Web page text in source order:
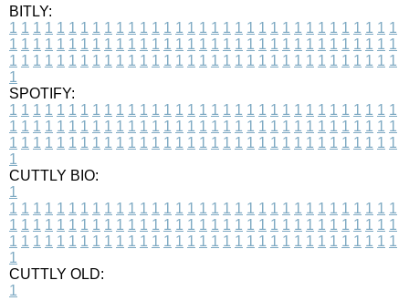
BITLY:
1 1 1 1 1 1 1 1 1 1 1 1 1 1 1 1 1 1 1 1 1 1 1 1 1 1 1 1 1 1 1 1 1
1 1 1 1 1 1 1 1 1 1 1 1 1 1 1 1 1 1 1 1 1 1 1 1 1 1 1 1 1 1 1 1 1
1 1 1 1 1 1 1 1 1 1 1 1 1 1 1 1 1 1 1 1 1 1 1 1 1 1 1 1 1 1 1 1 1
1
SPOTIFY:
1 1 1 1 1 1 1 1 1 1 1 1 1 1 1 1 1 1 1 1 1 1 1 1 1 1 1 1 1 1 1 1 1
1 1 1 1 1 1 1 1 1 1 1 1 1 1 1 1 1 1 1 1 1 1 1 1 1 1 1 1 1 1 1 1 1
1 1 1 1 1 1 1 1 1 1 1 1 1 1 1 1 1 1 1 1 1 1 1 1 1 1 1 1 1 1 1 1 1
1
CUTTLY BIO:
1
1 1 1 1 1 1 1 1 1 1 1 1 1 1 1 1 1 1 1 1 1 1 1 1 1 1 1 1 1 1 1 1 1
1 1 1 1 1 1 1 1 1 1 1 1 1 1 1 1 1 1 1 1 1 1 1 1 1 1 1 1 1 1 1 1 1
1 1 1 1 1 1 1 1 1 1 1 1 1 1 1 1 1 1 1 1 1 1 1 1 1 1 1 1 1 1 1 1 1
1
CUTTLY OLD:
1